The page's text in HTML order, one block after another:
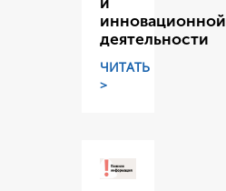
инновационной
деятельности
ЧИТАТЬ
>